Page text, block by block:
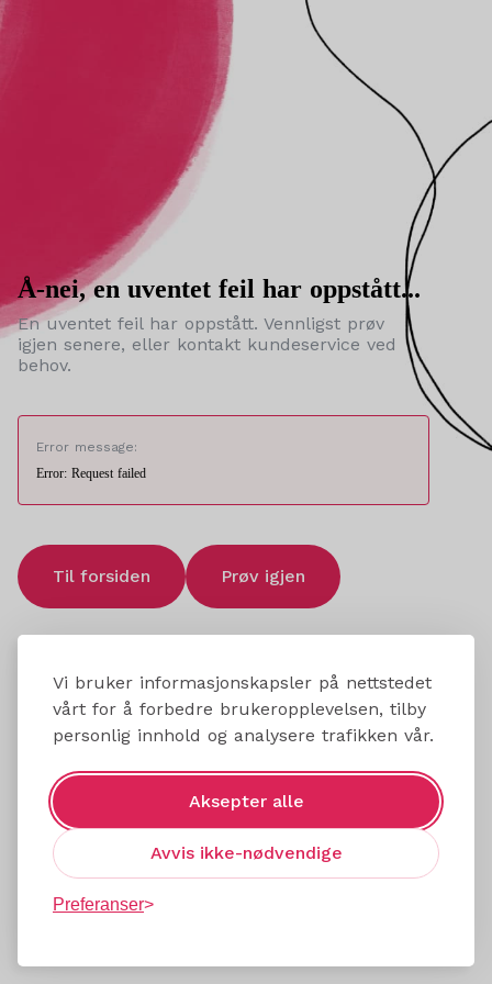
Vi bruker informasjonskapsler på nettstedet
vårt for å forbedre brukeropplevelsen, tilby
personlig innhold og analysere trafikken vår.
Aksepter alle
Avvis ikke-nødvendige
Preferanser
Å-nei, en uventet feil har oppstått...
En uventet feil har oppstått. Vennligst prøv
igjen senere, eller kontakt kundeservice ved
behov.
Error message:
Error: Request failed
Til forsiden Prøv igjen